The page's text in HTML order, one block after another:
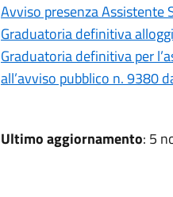
Avviso presenza Assistente
Graduatoria definitiva
Graduatoria definitiva per
all’avviso pubblico n. 9380
Ultimo aggiornamento: 5